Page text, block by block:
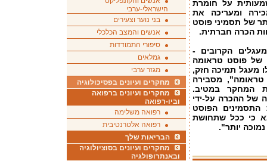
על חומרת
ומעריכה את
של תסמיני פוסט
הכרה חברתית.
הקרובים -
של פוסט טראומה
מעגל תמיכה חזק,
מסבירה
המחקר במטיב.
של ההכרה על-ידי
הפוסט
כי ככל שתחושת
יותר".
הישראלי-ערבי
בני נוער וצעירים
אנשים והמצב הכלכלי
סיפורי התמודדות
גמלאים
מגזר ערבי
מחקרים ועיונים בפסיכולוגיה
מחקרים ועיונים ברפואה
וביו-רפואה
רפואה משלימה
רפואה אלטרנטיבית
הבריאות שלך
מחקרים ועיונים בסוציולוגיה
ובאנתרופולגיה